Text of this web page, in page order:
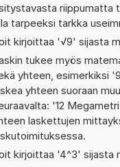
riippumatta
tarpeeksi tarkka
kirjoittaa '√9' sijasta
tukee myös
yhteen, esimerkiksi
yhteen suoraan
'12
laskettujen
kirjoittaa '4^3' sijasta